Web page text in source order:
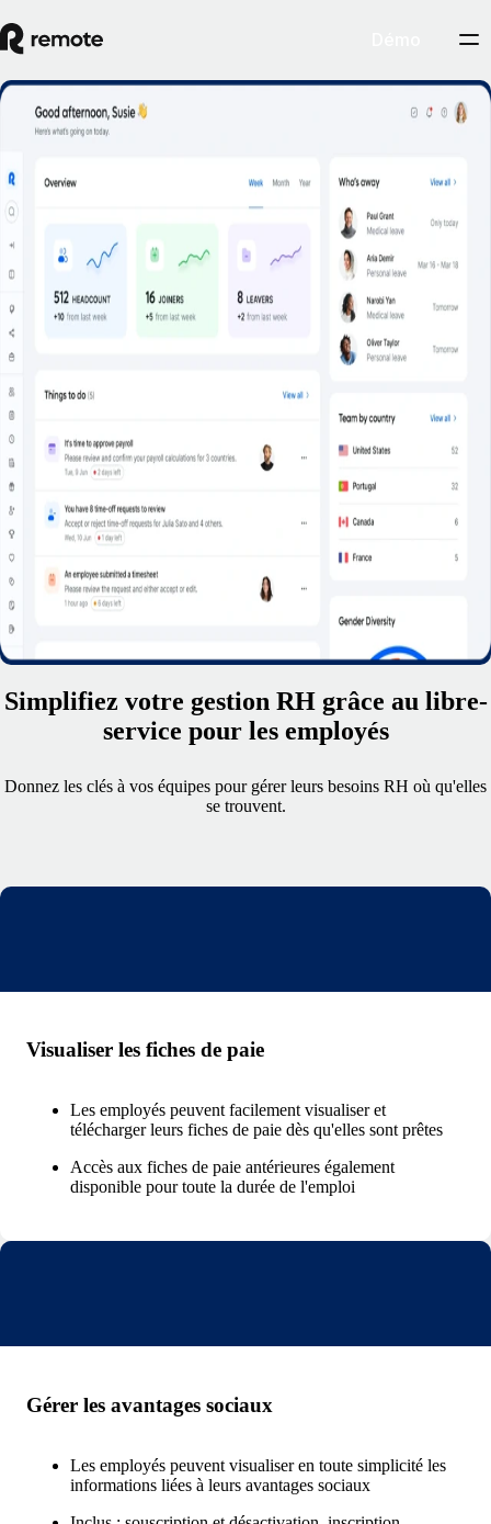
Un libre-service pour les employés
Confiez les tâches RH courantes à vos employés grâce au libre-service
disponible sur le Web et sur mobile.
Réserver une démo
Simplifiez votre gestion RH grâce au libre-
service pour les employés
Donnez les clés à vos équipes pour gérer leurs besoins RH où qu'elles
se trouvent.
Visualiser les fiches de paie
Les employés peuvent facilement visualiser et
télécharger leurs fiches de paie dès qu'elles sont prêtes
Accès aux fiches de paie antérieures également
disponible pour toute la durée de l'emploi
Gérer les avantages sociaux
Les employés peuvent visualiser en toute simplicité les
informations liées à leurs avantages sociaux